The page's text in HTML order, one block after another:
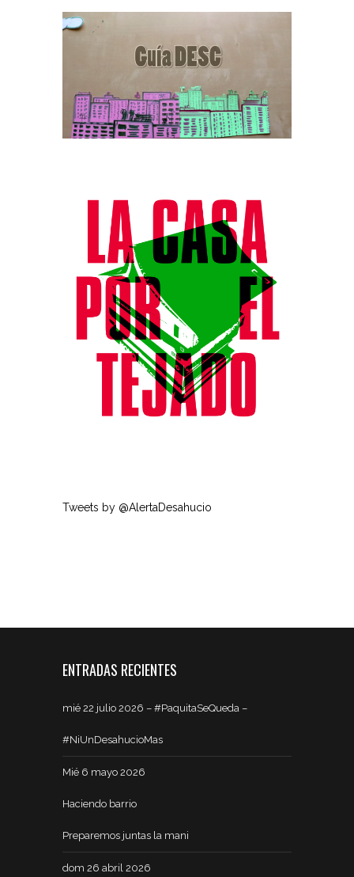
Tweets by @AlertaDesahucio
ENTRADAS RECIENTES
mié 22 julio 2026 – #PaquitaSeQueda –
#NiUnDesahucioMas
Mié 6 mayo 2026
Haciendo barrio
Preparemos juntas la mani
dom 26 abril 2026